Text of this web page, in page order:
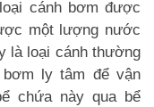
cánh bơm được
một lượng nước
là loại cánh thường
ly tâm để vận
chứa này qua bể